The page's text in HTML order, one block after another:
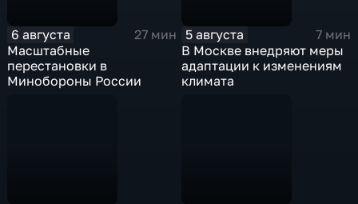
6 августа
27 мин
Масштабные
перестановки в
Минобороны России
5 августа
7 мин
В Москве внедряют меры
адаптации к изменениям
климата